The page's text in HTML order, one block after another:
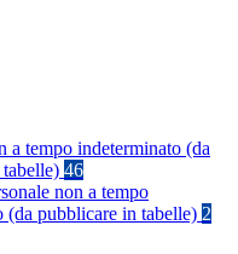
a tempo indeterminato (da
46
non a tempo
(da pubblicare in tabelle) 2